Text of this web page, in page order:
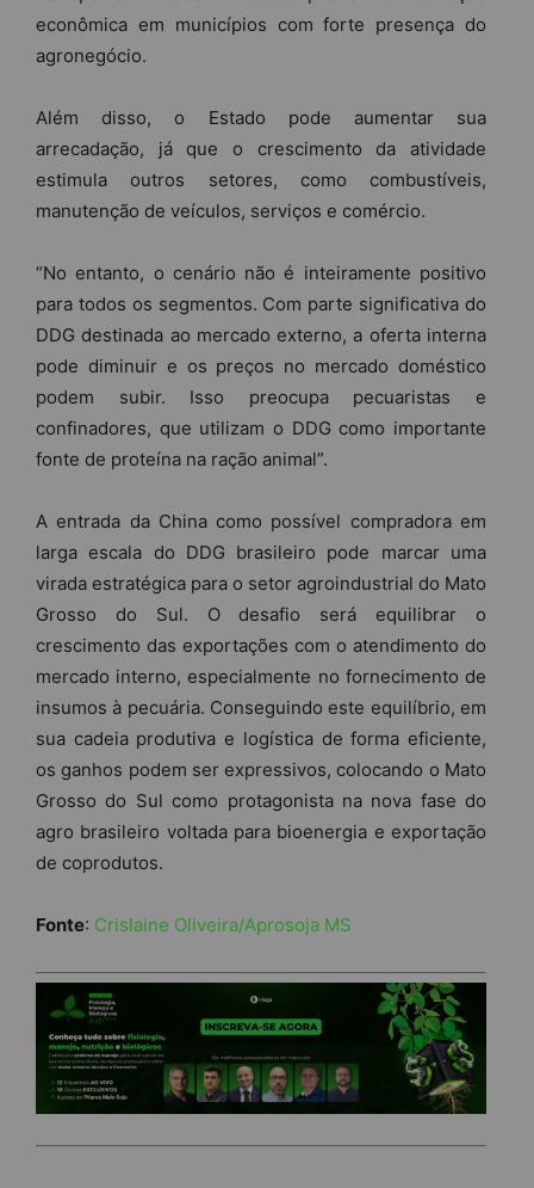
econômica em municípios com forte presença do
agronegócio.
Além disso, o Estado pode aumentar sua
arrecadação, já que o crescimento da atividade
estimula outros setores, como combustíveis,
manutenção de veículos, serviços e comércio.
“No entanto, o cenário não é inteiramente positivo
para todos os segmentos. Com parte significativa do
DDG destinada ao mercado externo, a oferta interna
pode diminuir e os preços no mercado doméstico
podem subir. Isso preocupa pecuaristas e
confinadores, que utilizam o DDG como importante
fonte de proteína na ração animal”.
A entrada da China como possível compradora em
larga escala do DDG brasileiro pode marcar uma
virada estratégica para o setor agroindustrial do Mato
Grosso do Sul. O desafio será equilibrar o
crescimento das exportações com o atendimento do
mercado interno, especialmente no fornecimento de
insumos à pecuária. Conseguindo este equilíbrio, em
sua cadeia produtiva e logística de forma eficiente,
os ganhos podem ser expressivos, colocando o Mato
Grosso do Sul como protagonista na nova fase do
agro brasileiro voltada para bioenergia e exportação
de coprodutos.
Fonte: Crislaine Oliveira/Aprosoja MS